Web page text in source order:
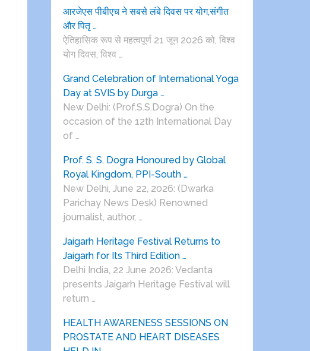
आरजेएस पीबीएच ने सबसे लंबे दिवस पर योग,संगीत
और पितृ …
ऐतिहासिक रूप से महत्वपूर्ण 21 जून 2026 को, विश्व
योग दिवस, विश्व …
Grand Celebration of International Yoga
Day at SVIS by Durga …
New Delhi: (Prof.S.S.Dogra) On the
occasion of the 12th International Day
of …
Prof. S. S. Dogra Honoured by Global
Royal Kingdom, PPI-South …
New Delhi, June 22, 2026: (Dwarka
Parichay News Desk) Renowned
journalist, author, …
Jaigarh Heritage Festival Returns to
Jaigarh for Its Third Edition …
Delhi India, 22 June 2026: Vedanta
presents Jaigarh Heritage Festival will
return …
HEALTH AWARENESS SESSIONS ON
PROSTATE AND HEART DISEASES